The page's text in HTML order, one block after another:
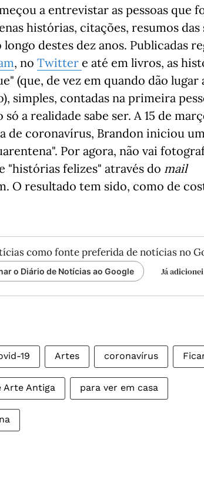
a entrevistar as pessoas que
histórias, citações, resumos das
destes dez anos. Publicadas
, no Twitter e até em livros, as
(que, de vez em quando dão lugar
simples, contadas na primeira
a realidade sabe ser. A 15 de
de coronavírus, Brandon iniciou
Por agora, não vai
"histórias felizes" através do mail
O resultado tem sido, como de
como fonte preferida de notícias no
o Diário de Notícias ao Google Já adicionei
19 Artes coronavírus
Arte Antiga para ver em casa